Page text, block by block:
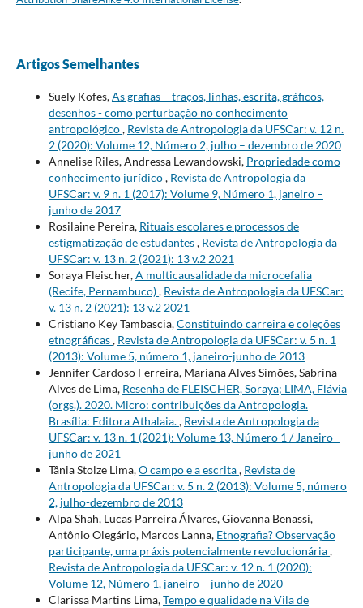
Artigos Semelhantes
Suely Kofes,As grafias – traços, linhas, escrita, gráficos,
desenhos - como perturbação no conhecimento
antropológico, Revista de Antropologia da UFSCar: v. 12 n.
2 (2020): Volume 12, Número 2, julho – dezembro de 2020
Annelise Riles, Andressa Lewandowski, Propriedade como
conhecimento jurídico, Revista de Antropologia da
UFSCar: v. 9 n. 1 (2017): Volume 9, Número 1, janeiro –
junho de 2017
Rosilaine Pereira, Rituais escolares e processos de
estigmatização de estudantes, Revista de Antropologia da
UFSCar: v. 13 n. 2 (2021): 13 v.2 2021
Soraya Fleischer,A multicausalidade da microcefalia
(Recife, Pernambuco), Revista de Antropologia da UFSCar:
v. 13 n. 2 (2021): 13 v.2 2021
Cristiano Key Tambascia,Constituindo carreira e coleções
etnográficas, Revista de Antropologia da UFSCar: v. 5 n. 1
(2013): Volume 5, número 1, janeiro-junho de 2013
Jennifer Cardoso Ferreira, Mariana Alves Simões, Sabrina
Alves de Lima, Resenha de FLEISCHER, Soraya; LIMA, Flávia
(orgs.). 2020. Micro: contribuições da Antropologia.
Brasília: Editora Athalaia., Revista de Antropologia da
UFSCar: v. 13 n. 1 (2021): Volume 13, Número 1 / Janeiro -
junho de 2021
Tânia Stolze Lima,O campo e a escrita, Revista de
Antropologia da UFSCar: v. 5 n. 2 (2013): Volume 5, número
2, julho-dezembro de 2013
Alpa Shah, Lucas Parreira Álvares, Giovanna Benassi,
Antônio Olegário, Marcos Lanna, Etnografia? Observação
participante, uma práxis potencialmente revolucionária,
Revista de Antropologia da UFSCar: v. 12 n. 1 (2020):
Volume 12, Número 1, janeiro – junho de 2020
Clarissa Martins Lima,Tempo e qualidade na Vila de